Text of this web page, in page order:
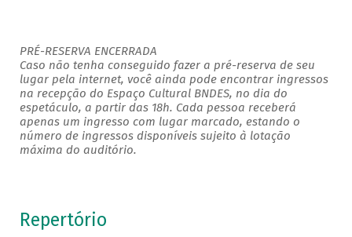
PRÉ-RESERVA ENCERRADA
Caso não tenha conseguido fazer a pré-reserva de seu
lugar pela internet, você ainda pode encontrar ingressos
na recepção do Espaço Cultural BNDES, no dia do
espetáculo, a partir das 18h. Cada pessoa receberá
apenas um ingresso com lugar marcado, estando o
número de ingressos disponíveis sujeito à lotação
máxima do auditório.
Repertório